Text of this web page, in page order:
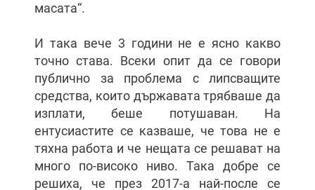
масата“.
И така вече 3 години не е ясно какво
точно става. Всеки опит да се говори
публично за проблема с липсващите
средства, които държавата трябваше да
изплати, беше потушаван. На
ентусиастите се казваше, че това не е
тяхна работа и че нещата се решават на
много по-високо ниво. Така добре се
решиха, че през 2017-а най-после се